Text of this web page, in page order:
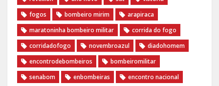
fogos
bombeiro mirim
arapiraca
maratoninha bombeiro militar
corrida do fogo
corridadofogo
novembroazul
diadohomem
encontrodebombeiros
bombeiromilitar
senabom
enbombeiras
encontro nacional